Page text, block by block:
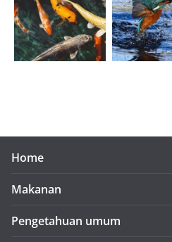
Home
Makanan
Pengetahuan umum